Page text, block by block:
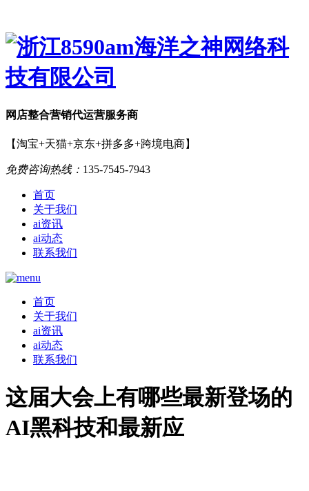
网店整合营销代运营服务商
【淘宝+天猫+京东+拼多多+跨境电商】
免费咨询热线： 135-7545-7943
首页
关于我们
ai资讯
ai动态
联系我们
首页
关于我们
ai资讯
ai动态
联系我们
这届大会上有哪些最新登场的
AI黑科技和最新应